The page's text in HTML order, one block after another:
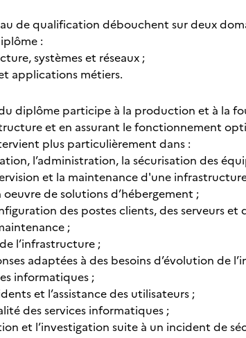
de qualification débouchent sur deux
:
systèmes et réseaux ;
applications métiers.
diplôme participe à la production et à la
et en assurant le fonctionnement
plus particulièrement dans :
l’administration, la sécurisation des
et la maintenance d'une
oeuvre de solutions d’hébergement ;
des postes clients, des serveurs et
;
l’infrastructure ;
adaptées à des besoins d’évolution de
informatiques ;
et l’assistance des utilisateurs ;
des services informatiques ;
et l’investigation suite à un incident de